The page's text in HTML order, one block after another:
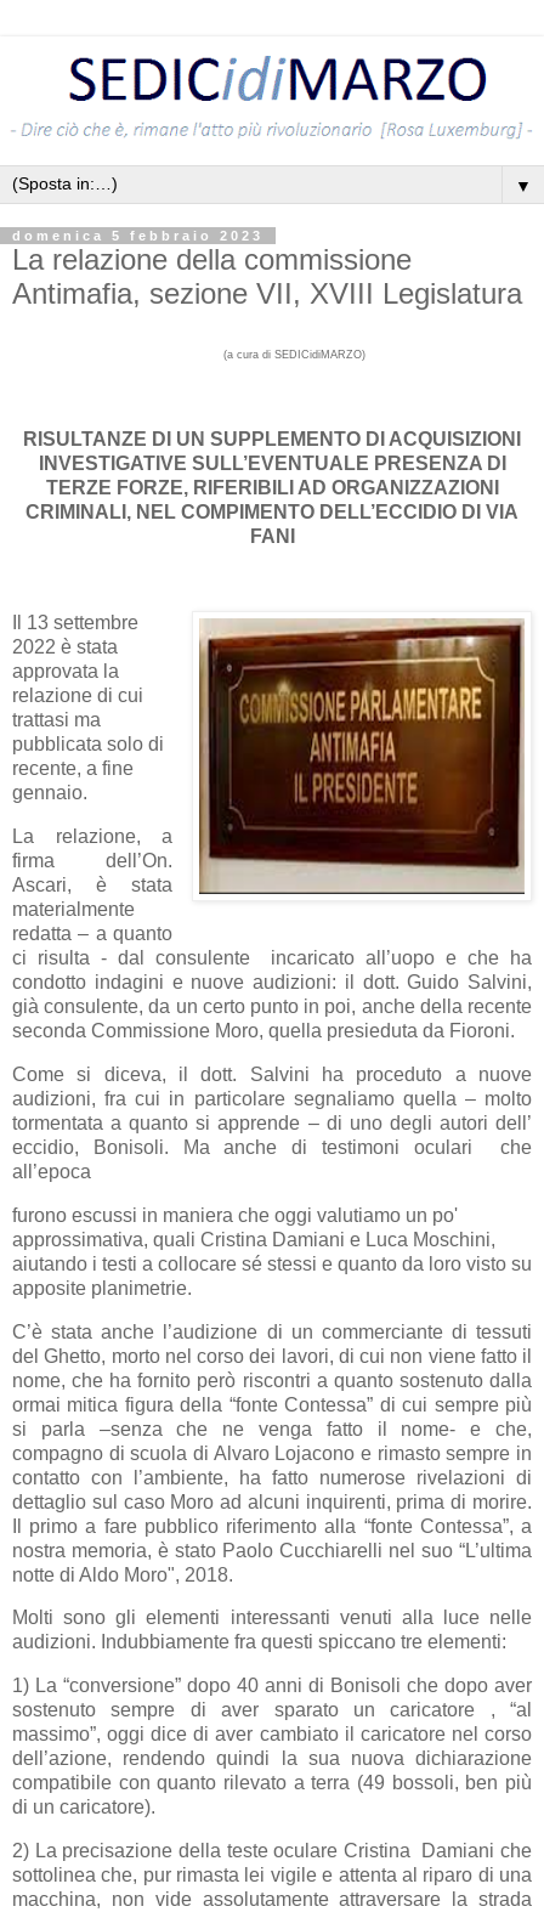
▼
domenica 5 febbraio 2023
La relazione della commissione
Antimafia, sezione VII, XVIII Legislatura
(a cura di SEDICidiMARZO)
RISULTANZE DI UN SUPPLEMENTO DI ACQUISIZIONI
INVESTIGATIVE SULL’EVENTUALE PRESENZA DI
TERZE FORZE, RIFERIBILI AD ORGANIZZAZIONI
CRIMINALI, NEL COMPIMENTO DELL’ECCIDIO DI VIA
FANI
Il 13 settembre
2022 è stata
approvata la
relazione di cui
trattasi ma
pubblicata solo di
recente, a fine
gennaio.
La relazione, a
firma dell’On.
Ascari, è stata
materialmente
redatta – a quanto
ci risulta - dal consulente incaricato all’uopo e che ha
condotto indagini e nuove audizioni: il dott. Guido Salvini,
già consulente, da un certo punto in poi, anche della recente
seconda Commissione Moro, quella presieduta da Fioroni.
Come si diceva, il dott. Salvini ha proceduto a nuove
audizioni, fra cui in particolare segnaliamo quella – molto
tormentata a quanto si apprende – di uno degli autori dell’
eccidio, Bonisoli. Ma anche di testimoni oculari che
all’epoca
furono escussi in maniera che oggi valutiamo un po'
approssimativa, quali Cristina Damiani e Luca Moschini,
aiutando i testi a collocare sé stessi e quanto da loro visto su
apposite planimetrie.
C’è stata anche l’audizione di un commerciante di tessuti
del Ghetto, morto nel corso dei lavori, di cui non viene fatto il
nome, che ha fornito però riscontri a quanto sostenuto dalla
ormai mitica figura della “fonte Contessa” di cui sempre più
si parla –senza che ne venga fatto il nome- e che,
compagno di scuola di Alvaro Lojacono e rimasto sempre in
contatto con l’ambiente, ha fatto numerose rivelazioni di
dettaglio sul caso Moro ad alcuni inquirenti, prima di morire.
Il primo a fare pubblico riferimento alla “fonte Contessa”, a
nostra memoria, è stato Paolo Cucchiarelli nel suo “L’ultima
notte di Aldo Moro", 2018.
Molti sono gli elementi interessanti venuti alla luce nelle
audizioni. Indubbiamente fra questi spiccano tre elementi:
1) La “conversione” dopo 40 anni di Bonisoli che dopo aver
sostenuto sempre di aver sparato un caricatore , “al
massimo”, oggi dice di aver cambiato il caricatore nel corso
dell’azione, rendendo quindi la sua nuova dichiarazione
compatibile con quanto rilevato a terra (49 bossoli, ben più
di un caricatore).
2) La precisazione della teste oculare Cristina Damiani che
sottolinea che, pur rimasta lei vigile e attenta al riparo di una
macchina, non vide assolutamente attraversare la strada